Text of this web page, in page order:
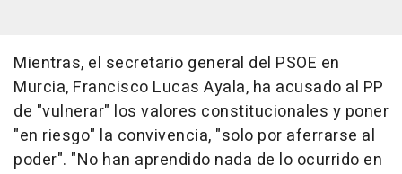
Mientras, el secretario general del PSOE en
Murcia, Francisco Lucas Ayala, ha acusado al PP
de "vulnerar" los valores constitucionales y poner
"en riesgo" la convivencia, "solo por aferrarse al
poder". "No han aprendido nada de lo ocurrido en